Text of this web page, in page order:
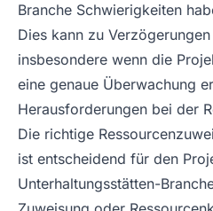
Branche Schwierigkeiten
Dies kann zu
insbesondere wenn die
eine genaue Überwachung
Herausforderungen bei der
Die richtige
ist entscheidend für den
Unterhaltungsstätten-